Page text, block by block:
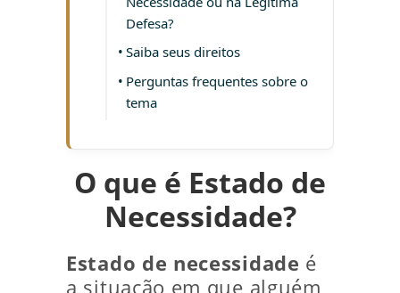
Defesa?
Saiba seus direitos
Perguntas frequentes sobre o
tema
O que é Estado de
Necessidade?
Estado de necessidade é
a situação em que alguém